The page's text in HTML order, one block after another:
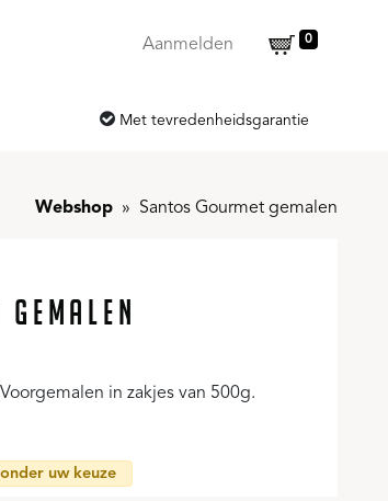
Aanmelden 0
Met tevredenheidsgarantie
Webshop Santos Gourmet gemalen
in zakjes van 500g.
uw keuze